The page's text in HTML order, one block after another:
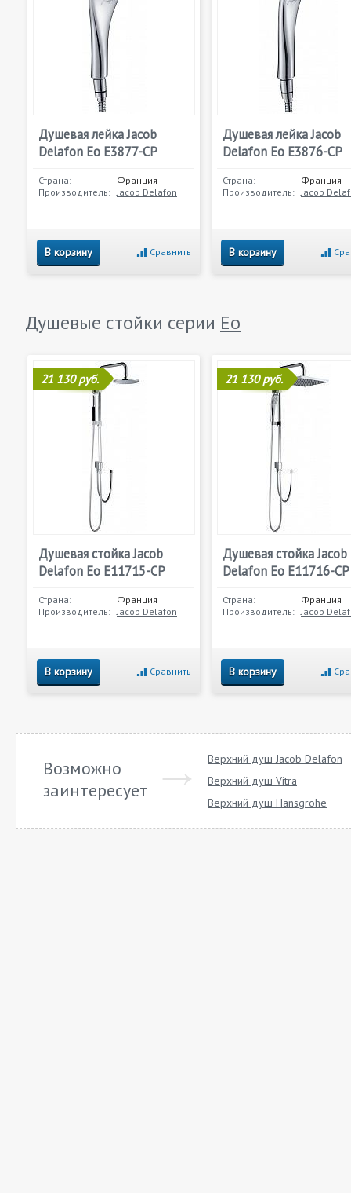
Душевая лейка Jacob
Delafon Eo E3877-CP
Страна:
Франция
Производитель: Jacob Delafon
В корзину Сравнить
Душевая лейка Jacob
Delafon Eo E3876-CP
Страна:
Франция
Производитель: Jacob
В корзину
Душевые стойки серии Eo
21 130 руб.
Душевая стойка Jacob
Delafon Eo E11715-CP
Страна:
Франция
Производитель: Jacob Delafon
В корзину Сравнить
21 130 руб.
Душевая стойка Jacob
Delafon Eo E11716-CP
Страна:
Франция
Производитель: Jacob
В корзину
Возможно
заинтересует
Верхний душ Jacob Delafon
Верхний душ Vitra
Верхний душ Hansgrohe